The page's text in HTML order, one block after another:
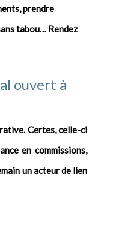
prendre
tabou… Rendez
ouvert à
Certes, celle-ci
en commissions,
un acteur de lien